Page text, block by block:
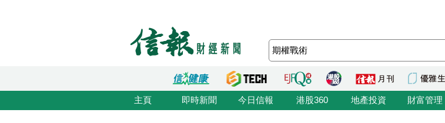
主頁 即時新聞 今日信報 港股360 地產投資 財富管理